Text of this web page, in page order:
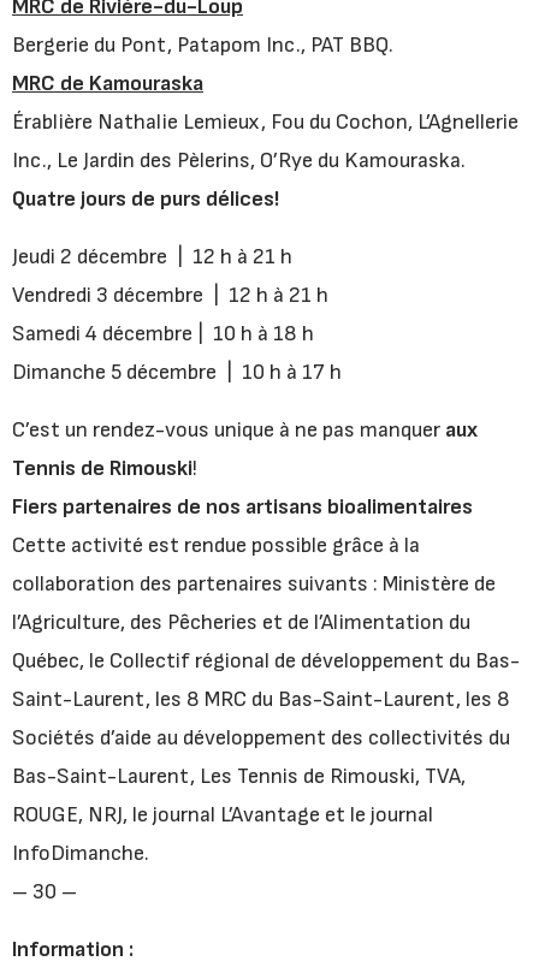
MRC de Rivière-du-Loup
Bergerie du Pont, Patapom Inc., PAT BBQ.
MRC de Kamouraska
Érablière Nathalie Lemieux, Fou du Cochon, L’Agnellerie
Inc., Le Jardin des Pèlerins, O’Rye du Kamouraska.
Quatre jours de purs délices!
Jeudi 2 décembre | 12 h à 21 h
Vendredi 3 décembre | 12 h à 21 h
Samedi 4 décembre | 10 h à 18 h
Dimanche 5 décembre | 10 h à 17 h
C’est un rendez-vous unique à ne pas manquer aux
Tennis de Rimouski!
Fiers partenaires de nos artisans bioalimentaires
Cette activité est rendue possible grâce à la
collaboration des partenaires suivants : Ministère de
l’Agriculture, des Pêcheries et de l’Alimentation du
Québec, le Collectif régional de développement du Bas-
Saint-Laurent, les 8 MRC du Bas-Saint-Laurent, les 8
Sociétés d’aide au développement des collectivités du
Bas-Saint-Laurent, Les Tennis de Rimouski, TVA,
ROUGE, NRJ, le journal L’Avantage et le journal
InfoDimanche.
– 30 –
Information :